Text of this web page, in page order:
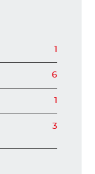
1
6
1
3